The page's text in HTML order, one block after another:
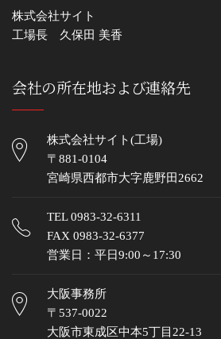
株式会社サイト
工場長 久保田 美香
会社の所在地および連絡先
株式会社サイト(工場)
〒881-0104
宮崎県西都市大字鹿野田2662
TEL0983-32-6311
FAX 0983-32-6377
営業日：平日9:00～17:30
大阪事務所
〒537-0022
大阪市東成区中本5丁目22-13